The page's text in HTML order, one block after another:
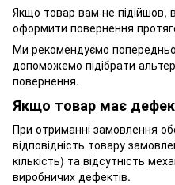
Якщо товар вам не підійшов,
оформити повернення
Ми рекомендуємо
допоможемо підібрати
повернення.
Якщо товар має
При отриманні замовлення
відповідність товару
кількість) та відсутність
виробничих дефектів.